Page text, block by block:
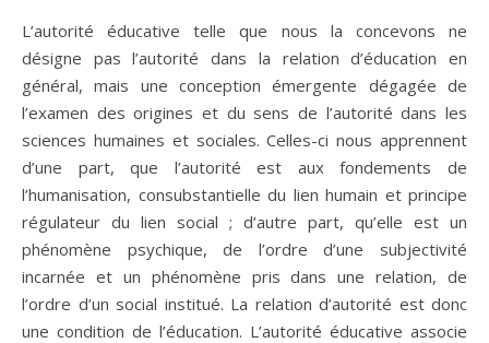
L’autorité éducative telle que nous la concevons ne
désigne pas l’autorité dans la relation d’éducation en
général, mais une conception émergente dégagée de
l’examen des origines et du sens de l’autorité dans les
sciences humaines et sociales. Celles-ci nous apprennent
d’une part, que l’autorité est aux fondements de
l’humanisation, consubstantielle du lien humain et principe
régulateur du lien social ; d’autre part, qu’elle est un
phénomène psychique, de l’ordre d’une subjectivité
incarnée et un phénomène pris dans une relation, de
l’ordre d’un social institué. La relation d’autorité est donc
une condition de l’éducation. L’autorité éducative associe